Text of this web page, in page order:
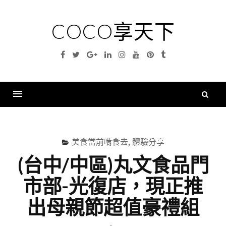
COCO享天下
Facebook
TwitterGoogleLinkedinInstagramYouTubePinterest
Tumblr
美食當前啃食去, 體驗分享
(台中/中區)丸文食品門
市部-光復店，現正推
出母親節超值豪禮組